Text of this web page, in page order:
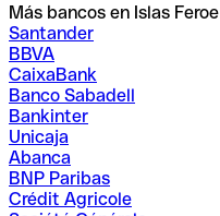
Más bancos en Islas Feroe
Santander
BBVA
CaixaBank
Banco Sabadell
Bankinter
Unicaja
Abanca
BNP Paribas
Crédit Agricole